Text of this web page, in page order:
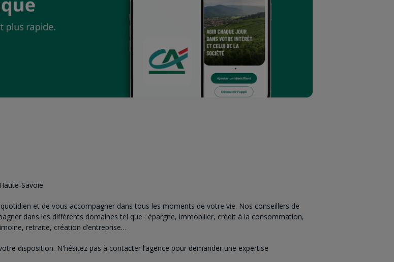
Savoie
et de vous accompagner dans tous les moments de votre vie. Nos conseillers de
dans les différents domaines tel que : épargne, immobilier, crédit à la consommation,
retraite, création d’entreprise…
disposition. N'hésitez pas à contacter l’agence pour demander une expertise